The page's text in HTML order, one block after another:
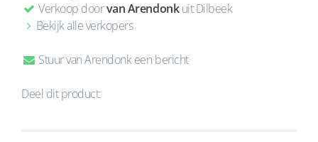
Verkoop doorvan Arendonkuit Dilbeek
Bekijk alle verkopers
Stuur van Arendonk een bericht
Deel dit product: